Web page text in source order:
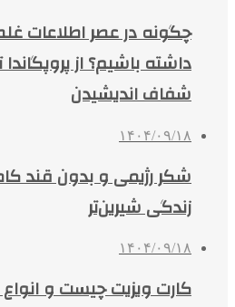
چگونه در عصر اطلاعات
داشته باشیم؟ از
شفاف اندیشیدن
۱۴۰۴/۰۹/۱۸
شکر رژیمی و بدون قند
زندگی شیرین‌تر
۱۴۰۴/۰۹/۱۸
کارت ویزیت چیست و انواع